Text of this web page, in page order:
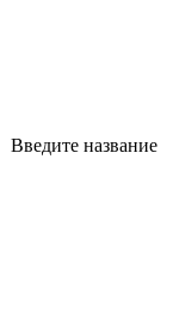
Введите название